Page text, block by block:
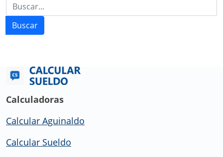
Buscar
Calculadoras
Calcular Aguinaldo
Calcular Sueldo